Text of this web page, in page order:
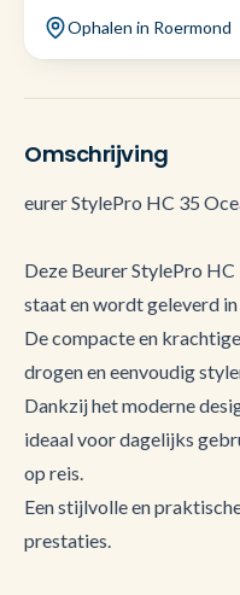
Ophalen in Roermond
Omschrijving
eurer StylePro HC 35
Deze Beurer StylePro
staat en wordt geleverd
De compacte en
drogen en eenvoudig
Dankzij het moderne
ideaal voor dagelijks
op reis.
Een stijlvolle en
prestaties.